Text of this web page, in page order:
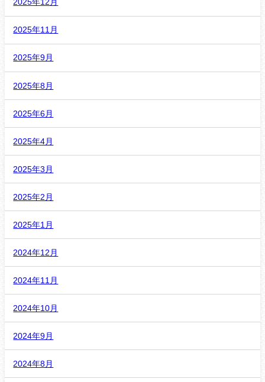
2025年12月
2025年11月
2025年9月
2025年8月
2025年6月
2025年4月
2025年3月
2025年2月
2025年1月
2024年12月
2024年11月
2024年10月
2024年9月
2024年8月